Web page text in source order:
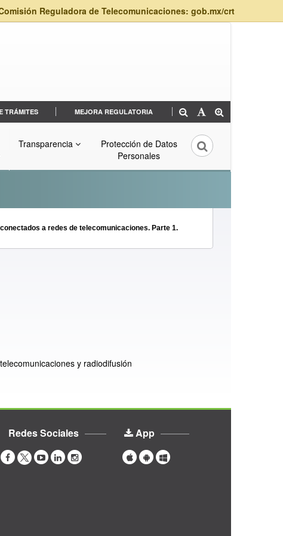
Reguladora de Telecomunicaciones: gob.mx/crt
TRÁMITES MEJORA REGULATORIA
Transparencia
Protección de Datos
Personales
a redes de telecomunicaciones. Parte 1.
y radiodifusión
Redes Sociales App